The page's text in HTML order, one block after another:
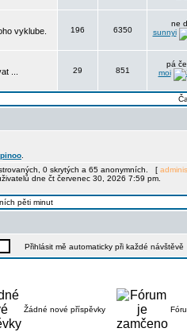
vyklube. 196 6350
ne
sunnyi
... 29 851
pá
moi
0 skrytých a 65 anonymních. [
dne čt červenec 30, 2026 7:59 pm.
pěti minut
Přihlásit mě automaticky při každé návštěvě
Žádné nové příspěvky